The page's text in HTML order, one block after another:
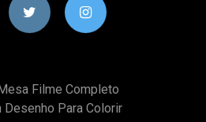
Filme Completo
Desenho Para Colorir